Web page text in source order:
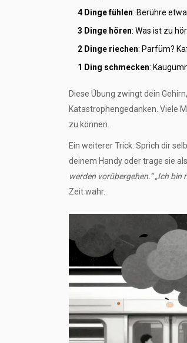
4 Dinge fühlen: Berühre
3 Dinge hören: Was ist zu
2 Dinge riechen: Parfüm?
1 Ding schmecken:
Diese Übung zwingt dein
Katastrophengedanken. Viele
zu können.
Ein weiterer Trick: Sprich dir
deinem Handy oder trage sie
werden vorübergehen.“ „Ich bin
Zeit wahr.